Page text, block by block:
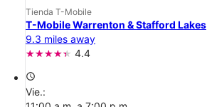
Tienda T-Mobile
T-Mobile Warrenton & Stafford Lakes
9.3 miles away
4.4
access_time
Vie.: